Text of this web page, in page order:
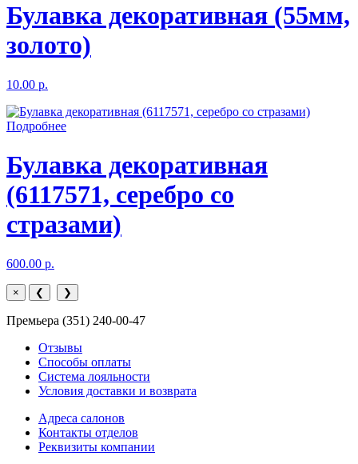
Булавка декоративная (55мм,
золото)
10.00 р.
Подробнее
Булавка декоративная
(6117571, серебро со
стразами)
600.00 р.
× ❮ ❯
Премьера (351) 240-00-47
Отзывы
Способы оплаты
Система лояльности
Условия доставки и возврата
Адреса салонов
Контакты отделов
Реквизиты компании